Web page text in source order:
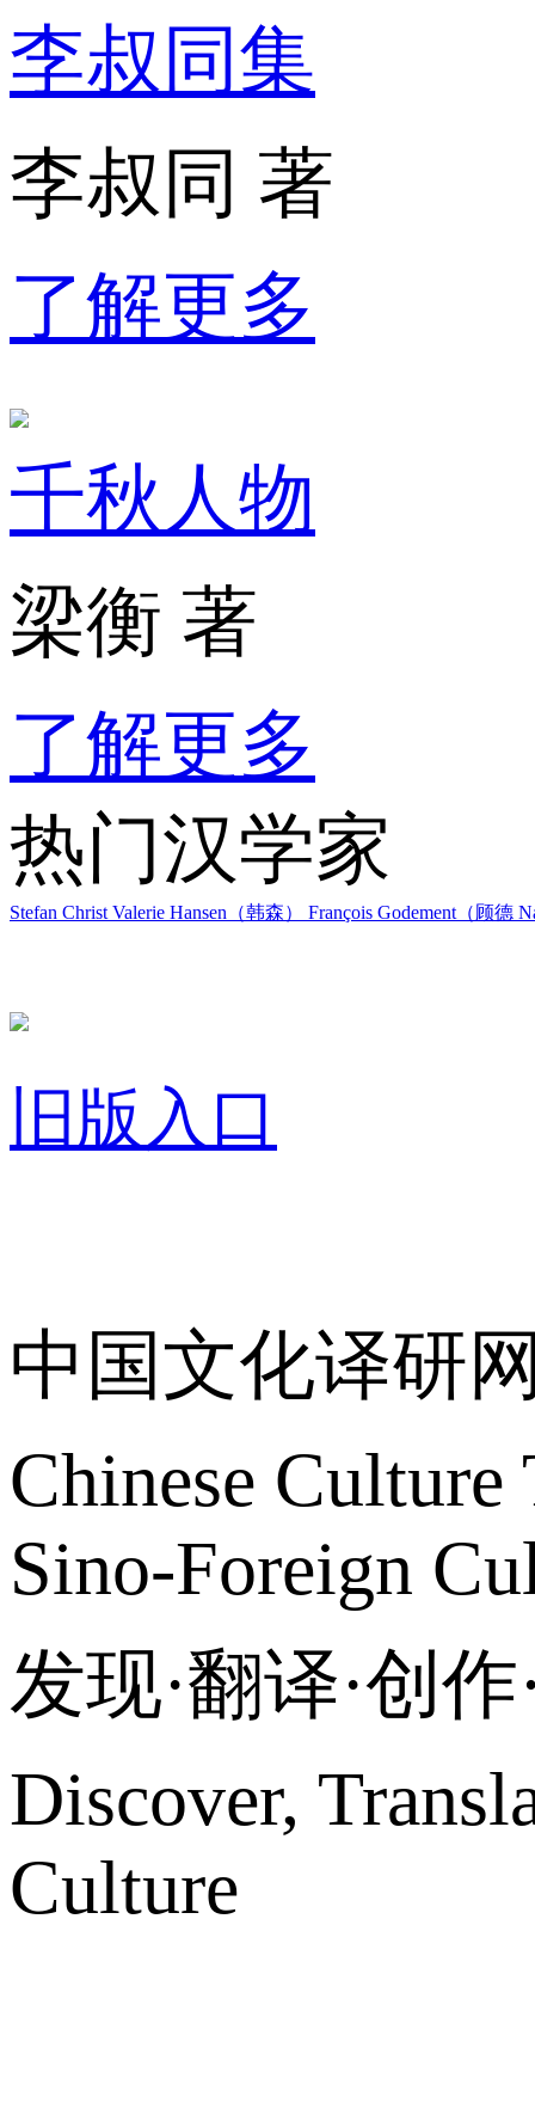
李叔同集
李叔同 著
了解更多
千秋人物
梁衡 著
了解更多
热门汉学家
Stefan Christ Valerie Hansen（韩森） François Godement（顾德
旧版入口
中国文化译研
Chinese
Sino-Foreign
发现·翻译·创
Discover,
Culture